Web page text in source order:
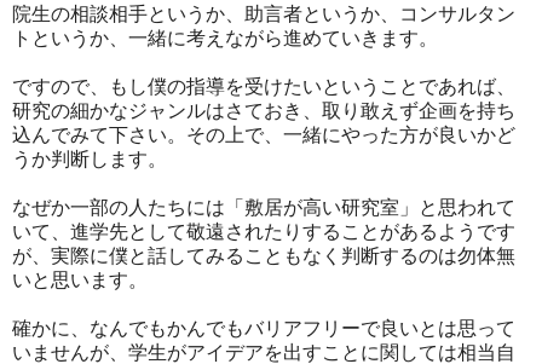
院生の相談相手というか、助言者というか、コンサルタン
トというか、一緒に考えながら進めていきます。
ですので、もし僕の指導を受けたいということであれば、
研究の細かなジャンルはさておき、取り敢えず企画を持ち
込んでみて下さい。その上で、一緒にやった方が良いかど
うか判断します。
なぜか一部の人たちには「敷居が高い研究室」と思われて
いて、進学先として敬遠されたりすることがあるようです
が、実際に僕と話してみることもなく判断するのは勿体無
いと思います。
確かに、なんでもかんでもバリアフリーで良いとは思って
いませんが、学生がアイデアを出すことに関しては相当自